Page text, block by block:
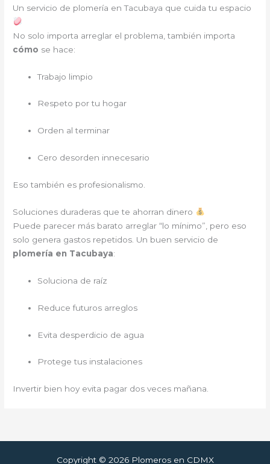
Un servicio de plomería en Tacubaya que cuida tu espacio
No solo importa arreglar el problema, también importa
cómo se hace:
Trabajo limpio
Respeto por tu hogar
Orden al terminar
Cero desorden innecesario
Eso también es profesionalismo.
Soluciones duraderas que te ahorran dinero
Puede parecer más barato arreglar “lo mínimo”, pero eso
solo genera gastos repetidos. Un buen servicio de
plomería en Tacubaya:
Soluciona de raíz
Reduce futuros arreglos
Evita desperdicio de agua
Protege tus instalaciones
Invertir bien hoy evita pagar dos veces mañana.
Copyright © 2026 Plomeros en CDMX